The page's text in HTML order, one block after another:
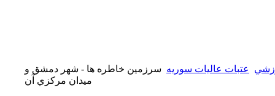
عتبات عاليات سوريه سرزمين خاطره ها - شهر دمشق و
ميدان مركزي آن